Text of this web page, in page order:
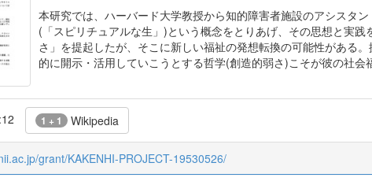
本研究では、ハーバード大学教授から知的障害者施設のアシスタ
(「スピリチュアルな生」)という概念をとりあげ、その思想と実
さ」を提起したが、そこに新しい福祉の発想転換の可能性がある
的に開示・活用していこうとする哲学(創造的弱さ)こそが彼の社会
1 + 1 Wikipedia
grant/KAKENHI-PROJECT-19530526/